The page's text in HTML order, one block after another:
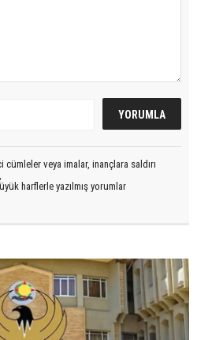
veya imalar, inançlara saldırı
harflerle yazılmış yorumlar